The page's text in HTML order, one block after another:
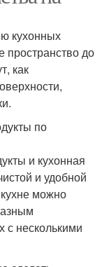
кухонных
пространство до
как
по
и кухонная
и удобной
можно
с несколькими